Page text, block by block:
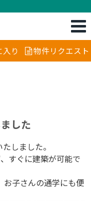
入り 物件リクエスト
した
しました。
すぐに建築が可能で
お子さんの通学にも便